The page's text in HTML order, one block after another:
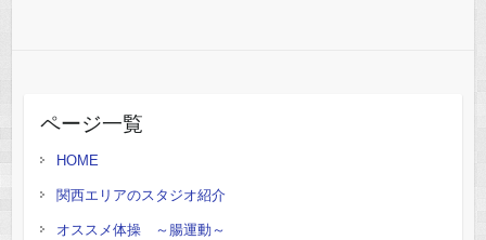
ページ一覧
HOME
関西エリアのスタジオ紹介
オススメ体操 ～腸運動～